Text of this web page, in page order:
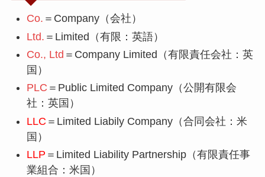
Co. ＝Company（会社）
Ltd. ＝Limited（有限：英語）
Co., Ltd ＝Company Limited（有限責任会社：英
国）
PLC ＝Public Limited Company（公開有限会
社：英国）
LLC ＝Limited Liabily Company（合同会社：米
国）
LLP ＝Limited Liability Partnership（有限責任事
業組合：米国）